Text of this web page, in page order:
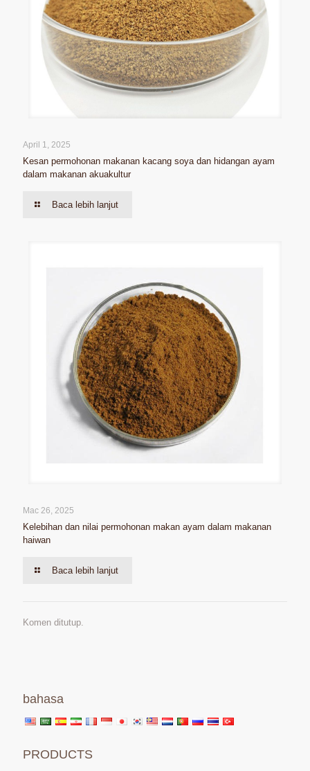
April 1, 2025
Kesan permohonan makanan kacang soya dan hidangan ayam
dalam makanan akuakultur
Baca lebih lanjut
Mac 26, 2025
Kelebihan dan nilai permohonan makan ayam dalam makanan
haiwan
Baca lebih lanjut
Komen ditutup.
bahasa
PRODUCTS